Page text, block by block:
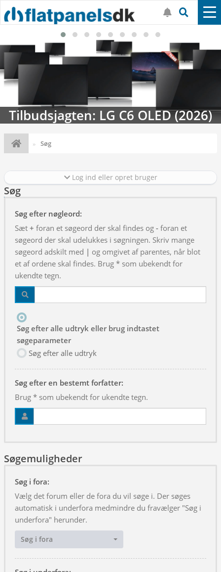
Tilbudsjagten: LG C6 OLED (2026)
Søg
Log ind eller opret bruger
Søg
Søg efter nøgleord:
Sæt + foran et søgeord der skal findes og - foran et
søgeord der skal udelukkes i søgningen. Skriv mange
søgeord adskilt med | og omgivet af parentes, når blot
et af ordene skal findes. Brug * som ubekendt for
ukendte tegn.
Søg efter alle udtryk eller brug indtastet
søgeparameter
Søg efter alle udtryk
Søg efter en bestemt forfatter:
Brug * som ubekendt for ukendte tegn.
Søgemuligheder
Søg i fora:
Vælg det forum eller de fora du vil søge i. Der søges
automatisk i underfora medmindre du fravælger "Søg i
underfora" herunder.
Søg i fora